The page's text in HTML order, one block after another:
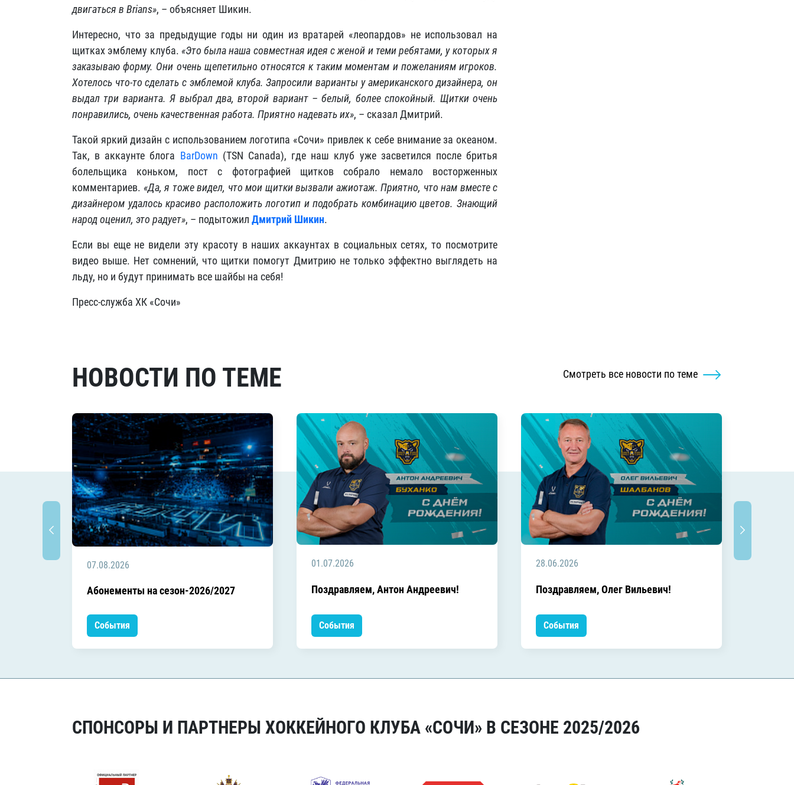
двигаться в Brians», – объясняет Шикин.
Интересно, что за предыдущие годы ни один из вратарей «леопардов» не использовал на
щитках эмблему клуба. «Это была наша совместная идея с женой и теми ребятами, у которых я
заказываю форму. Они очень щепетильно относятся к таким моментам и пожеланиям игроков.
Хотелось что-то сделать с эмблемой клуба. Запросили варианты у американского дизайнера, он
выдал три варианта. Я выбрал два, второй вариант – белый, более спокойный. Щитки очень
понравились, очень качественная работа. Приятно надевать их», – сказал Дмитрий.
Такой яркий дизайн с использованием логотипа «Сочи» привлек к себе внимание за океаном.
Так, в аккаунте блога BarDown (TSN Canada), где наш клуб уже засветился после бритья
болельщика коньком, пост с фотографией щитков собрало немало восторженных
комментариев. «Да, я тоже видел, что мои щитки вызвали ажиотаж. Приятно, что нам вместе с
дизайнером удалось красиво расположить логотип и подобрать комбинацию цветов. Знающий
народ оценил, это радует», – подытожил Дмитрий Шикин.
Если вы еще не видели эту красоту в наших аккаунтах в социальных сетях, то посмотрите
видео выше. Нет сомнений, что щитки помогут Дмитрию не только эффектно выглядеть на
льду, но и будут принимать все шайбы на себя!
Пресс-служба ХК «Сочи»
НОВОСТИ ПО ТЕМЕ Смотреть все новости по теме
07.08.2026
Абонементы на сезон-2026/2027
События
01.07.2026
Поздравляем, Антон Андреевич!
События
28.06.2026
Поздравляем, Олег Вильевич!
События
СПОНСОРЫ И ПАРТНЕРЫ ХОККЕЙНОГО КЛУБА «СОЧИ» В СЕЗОНЕ 2025/2026